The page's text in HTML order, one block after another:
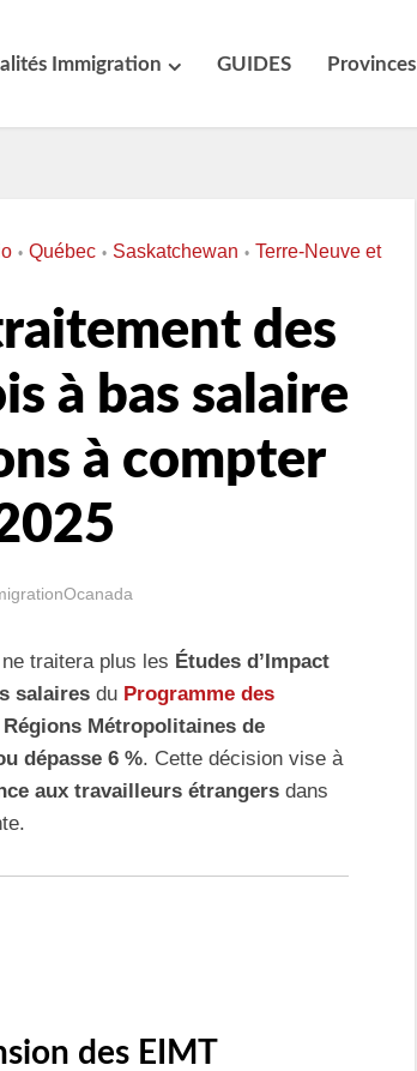
Immigration GUIDES Provinces
• Québec • Saskatchewan • Terre-Neuve et
des
à bas salaire
à compter
traitera plus les Études d’Impact
salaires du Programme des
Régions Métropolitaines de
dépasse 6 %. Cette décision vise à
aux travailleurs étrangers dans
des EIMT